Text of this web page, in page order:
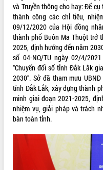
và Truyền thông cho hay: Để
thành công các chỉ tiêu,
09/12/2020 của Hội đồng
thành phố Buôn Ma Thuột trở
2025, định hướng đến năm
số 04-NQ/TU ngày 02/4/
“Chuyển đổi số tỉnh Đắk Lắk
2030”. Sở đã tham mưu
tỉnh Đắk Lắk, xây dựng thành
minh giai đoạn 2021-2025,
nhiệm vụ, giải pháp và trách
bàn toàn tỉnh.